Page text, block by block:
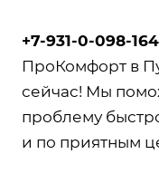
+7-931-0-098-164
ПроКомфорт в
сейчас! Мы
проблему
и по приятным